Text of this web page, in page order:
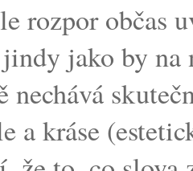
rozpor občas
jako by na
nechává
a kráse